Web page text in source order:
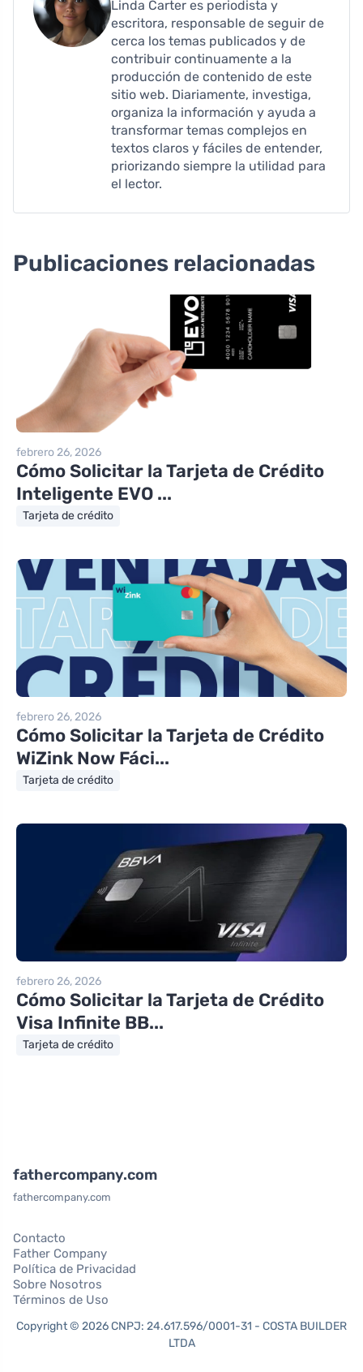
Linda Carter es periodista y
escritora, responsable de seguir de
cerca los temas publicados y de
contribuir continuamente a la
producción de contenido de este
sitio web. Diariamente, investiga,
organiza la información y ayuda a
transformar temas complejos en
textos claros y fáciles de entender,
priorizando siempre la utilidad para
el lector.
Publicaciones relacionadas
febrero 26, 2026
Cómo Solicitar la Tarjeta de Crédito
Inteligente EVO ...
Tarjeta de crédito
febrero 26, 2026
Cómo Solicitar la Tarjeta de Crédito
WiZink Now Fáci...
Tarjeta de crédito
febrero 26, 2026
Cómo Solicitar la Tarjeta de Crédito
Visa Infinite BB...
Tarjeta de crédito
fathercompany.com
fathercompany.com
Contacto
Father Company
Política de Privacidad
Sobre Nosotros
Términos de Uso
Copyright © 2026 CNPJ: 24.617.596/0001-31 - COSTA BUILDER
LTDA